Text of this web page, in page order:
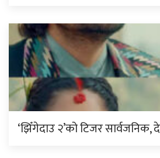
‘झिँगेदाउ २’को टिजर